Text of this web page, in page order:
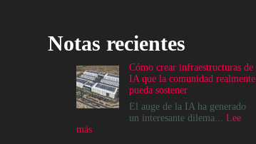
Notas recientes
Cómo crear infraestructuras de
IA que la comunidad realmente
pueda sostener
El auge de la IA ha generado
un interesante dilema... Lee
más: